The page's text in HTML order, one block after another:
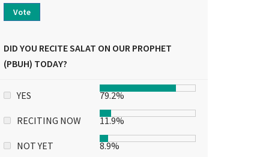
Vote
DID YOU RECITE SALAT ON OUR PROPHET
(PBUH) TODAY?
YES 79.2%
RECITING NOW 11.9%
NOT YET 8.9%